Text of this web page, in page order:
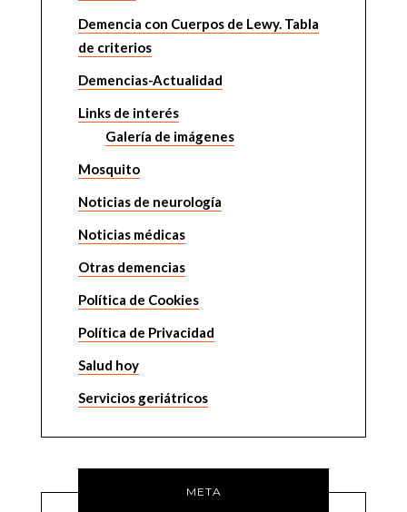
Demencia con Cuerpos de Lewy. Tabla
de criterios
Demencias-Actualidad
Links de interés
Galería de imágenes
Mosquito
Noticias de neurología
Noticias médicas
Otras demencias
Política de Cookies
Política de Privacidad
Salud hoy
Servicios geriátricos
META